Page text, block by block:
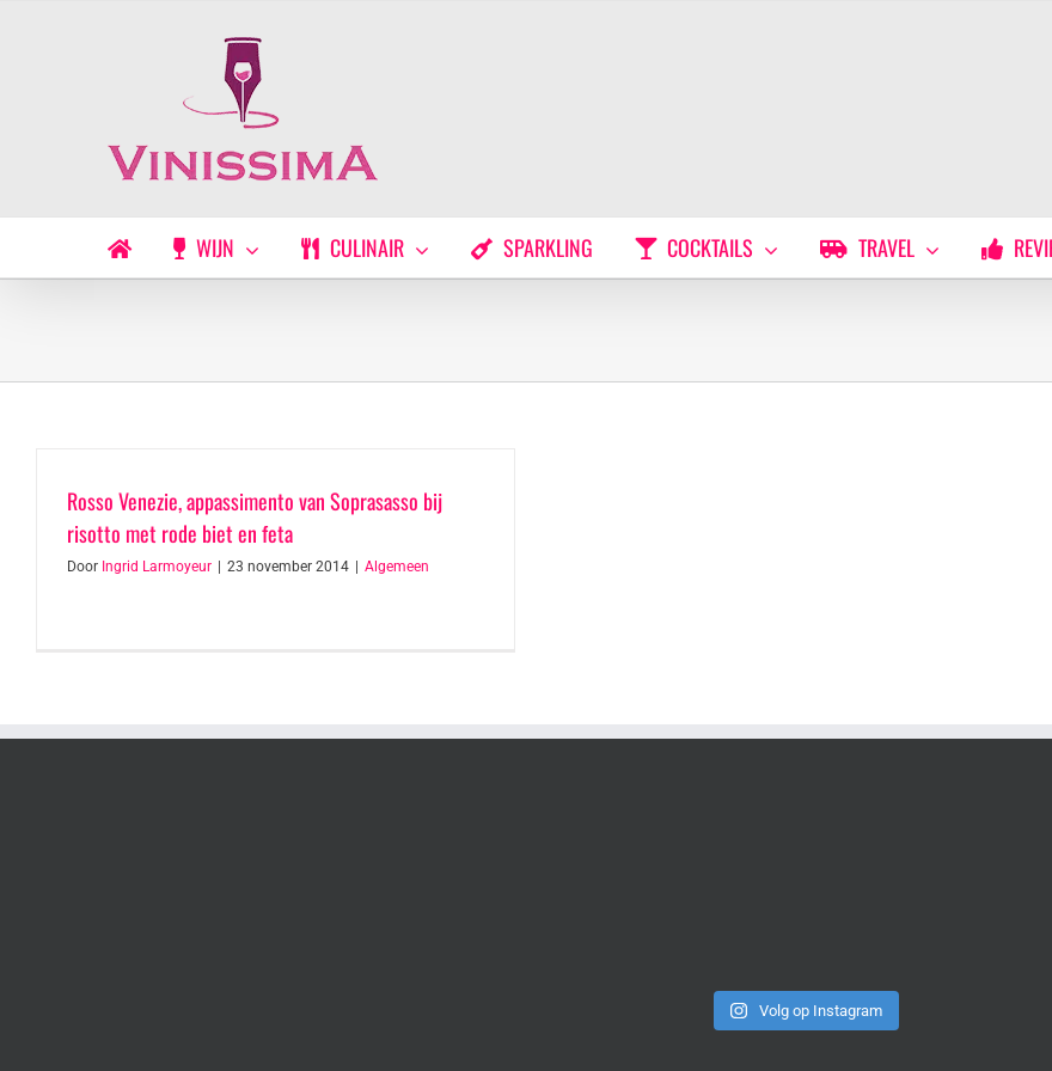
WIJN CULINAIR SPARKLING COCKTAILS TRAVEL
Rosso Venezie, appassimento van Soprasasso bij
risotto met rode biet en feta
Door Ingrid Larmoyeur 23 november 2014 Algemeen
Volg op Instagram